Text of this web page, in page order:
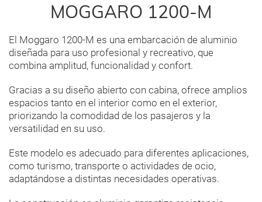
MOGGARO 1200-M
El Moggaro 1200-M es una embarcación de aluminio
diseñada para uso profesional y recreativo, que
combina amplitud, funcionalidad y confort.
Gracias a su diseño abierto con cabina, ofrece amplios
espacios tanto en el interior como en el exterior,
priorizando la comodidad de los pasajeros y la
versatilidad en su uso.
Este modelo es adecuado para diferentes aplicaciones,
como turismo, transporte o actividades de ocio,
adaptándose a distintas necesidades operativas.